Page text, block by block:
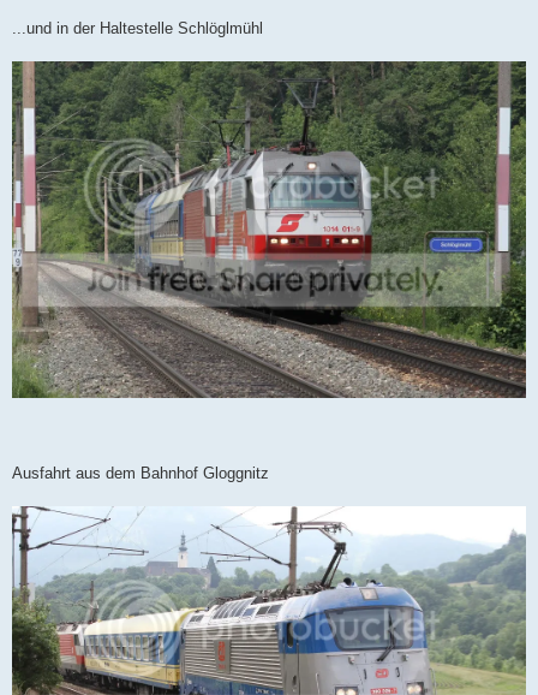
...und in der Haltestelle Schlöglmühl
Ausfahrt aus dem Bahnhof Gloggnitz